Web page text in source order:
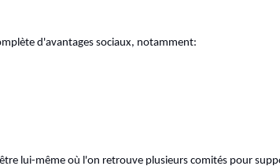
d'avantages sociaux, notamment:
lui-même où l'on retrouve plusieurs comités pour